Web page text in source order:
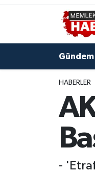
Gündem
HABERLER
-